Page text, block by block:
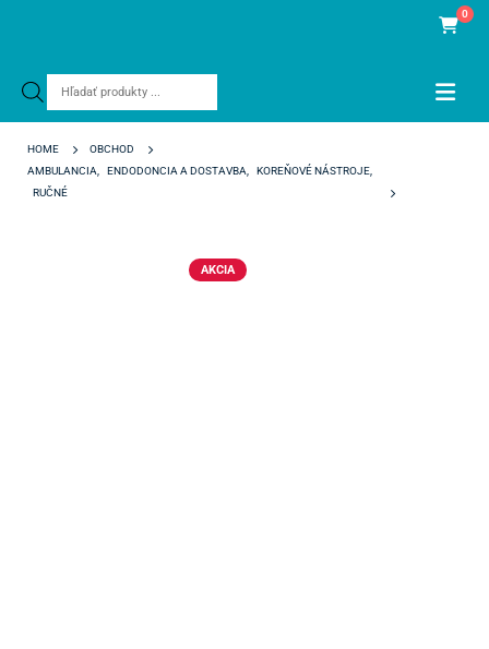
Products
0
HOME
OBCHOD
AMBULANCIA
ENDODONCIA A DOSTAVBA KOREŇOVÉ NÁSTROJE
RUČNÉ
AKCIA